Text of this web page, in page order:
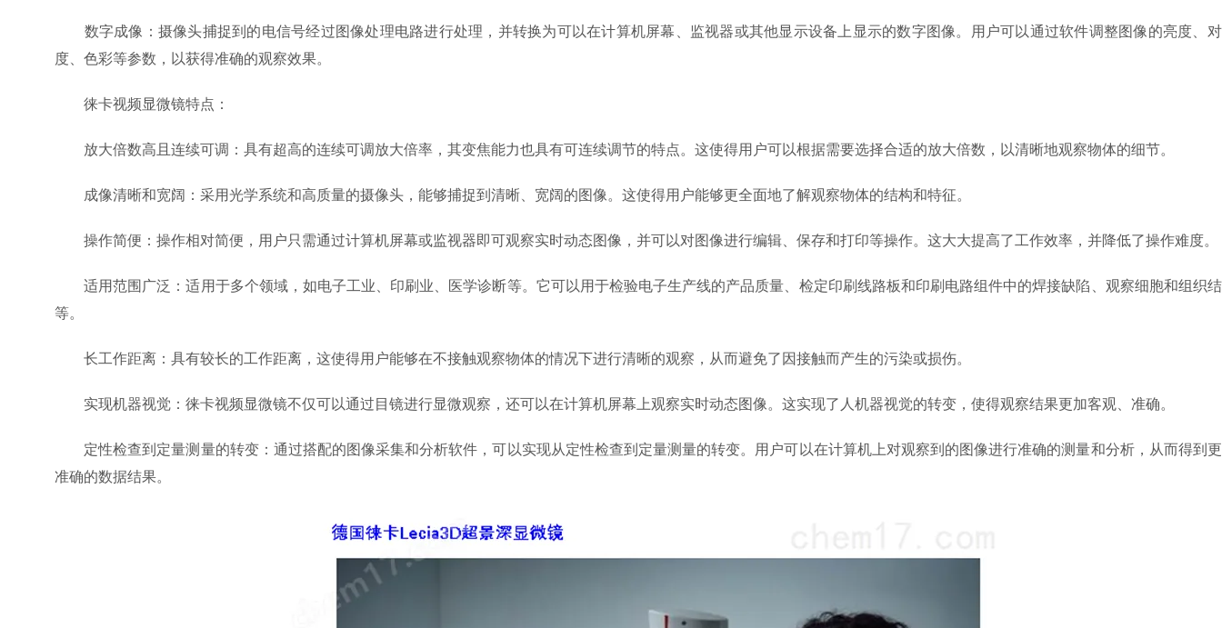
数字成像：摄像头捕捉到的电信号经过图像处理电路进行处理，并转换为可以在计算机屏幕、监视器或其他显示设备上显示的数字图像。用户可以通过软件调整图像的亮度、
度、色彩等参数，以获得准确的观察效果。
徕卡视频显微镜特点：
放大倍数高且连续可调：具有超高的连续可调放大倍率，其变焦能力也具有可连续调节的特点。这使得用户可以根据需要选择合适的放大倍数，以清晰地观察物体的细节。
成像清晰和宽阔：采用光学系统和高质量的摄像头，能够捕捉到清晰、宽阔的图像。这使得用户能够更全面地了解观察物体的结构和特征。
操作简便：操作相对简便，用户只需通过计算机屏幕或监视器即可观察实时动态图像，并可以对图像进行编辑、保存和打印等操作。这大大提高了工作效率，并降低了操作难度。
适用范围广泛：适用于多个领域，如电子工业、印刷业、医学诊断等。它可以用于检验电子生产线的产品质量、检定印刷线路板和印刷电路组件中的焊接缺陷、观察细胞和组织
等。
长工作距离：具有较长的工作距离，这使得用户能够在不接触观察物体的情况下进行清晰的观察，从而避免了因接触而产生的污染或损伤。
实现机器视觉：徕卡视频显微镜不仅可以通过目镜进行显微观察，还可以在计算机屏幕上观察实时动态图像。这实现了人机器视觉的转变，使得观察结果更加客观、准确。
定性检查到定量测量的转变：通过搭配的图像采集和分析软件，可以实现从定性检查到定量测量的转变。用户可以在计算机上对观察到的图像进行准确的测量和分析，从而得到
准确的数据结果。